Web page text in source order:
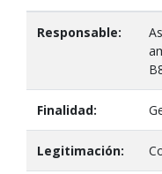
Responsable:
Finalidad:
Legitimación: